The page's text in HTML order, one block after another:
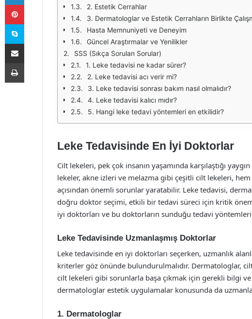
2. Estetik Cerrahlar
3. Dermatologlar ve Estetik Cerrahların Birlikte
Hasta Memnuniyeti ve Deneyim
Güncel Araştırmalar ve Yenilikler
SSS (Sıkça Sorulan Sorular)
1. Leke tedavisi ne kadar sürer?
2. Leke tedavisi acı verir mi?
3. Leke tedavisi sonrası bakım nasıl olmalıdır?
4. Leke tedavisi kalıcı mıdır?
5. Hangi leke tedavi yöntemleri en etkilidir?
Leke Tedavisinde En İyi Doktorlar
Cilt lekeleri, pek çok insanın yaşamında karşılaştığı
lekeler, akne izleri ve melazma gibi çeşitli cilt lekeleri,
açısından önemli sorunlar yaratabilir. Leke tedavisi,
doğru doktor seçimi, etkili bir tedavi süreci için kritik
iyi doktorları ve bu doktorların sunduğu tedavi
Leke Tedavisinde Uzmanlaşmış Doktorlar
Leke tedavisinde en iyi doktorları seçerken, uzmanlık
kriterler göz önünde bulundurulmalıdır. Dermatologlar,
cilt lekeleri gibi sorunlarla başa çıkmak için gerekli bilgi ve
dermatologlar estetik uygulamalar konusunda da
1. Dermatologlar
Pinterest
Skype
E-Posta ile paylaş